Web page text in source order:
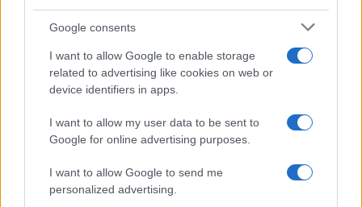
Google consents
I want to allow Google to enable storage
related to advertising like cookies on web or
device identifiers in apps.
I want to allow my user data to be sent to
Google for online advertising purposes.
I want to allow Google to send me
personalized advertising.
Continua a leggere